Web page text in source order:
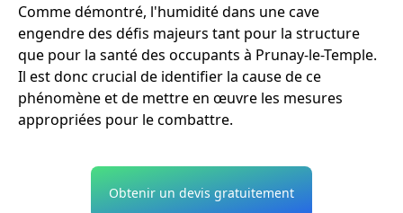
Comme démontré, l'humidité dans une cave
engendre des défis majeurs tant pour la structure
que pour la santé des occupants à Prunay-le-Temple.
Il est donc crucial de identifier la cause de ce
phénomène et de mettre en œuvre les mesures
appropriées pour le combattre.
Obtenir un devis gratuitement